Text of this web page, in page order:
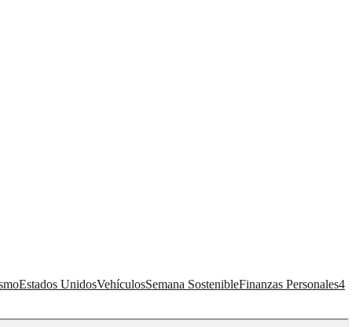
Estados UnidosVehículosSemana SostenibleFinanzas Personales4